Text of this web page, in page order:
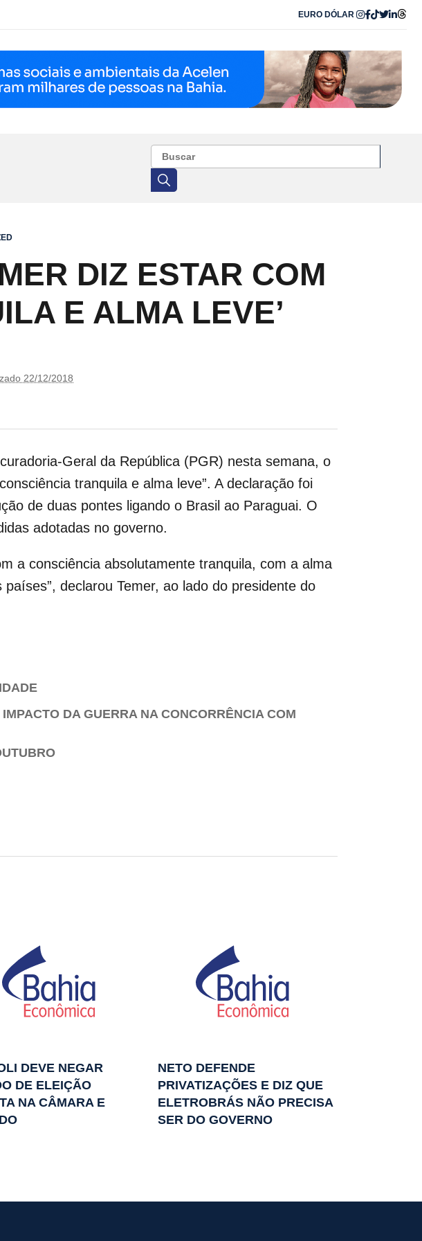
EURO DÓLAR
DIZ ESTAR COM
E ALMA LEVE’
22/12/2018
Geral da República (PGR) nesta semana, o
tranquila e alma leve”. A declaração foi
de duas pontes ligando o Brasil ao Paraguai. O
adotadas no governo.
a consciência absolutamente tranquila, com a alma
declarou Temer, ao lado do presidente do
DA GUERRA NA CONCORRÊNCIA COM
DEVE NEGAR
DE ELEIÇÃO
NA CÂMARA E
NETO DEFENDE
PRIVATIZAÇÕES E DIZ QUE
ELETROBRÁS NÃO PRECISA
SER DO GOVERNO